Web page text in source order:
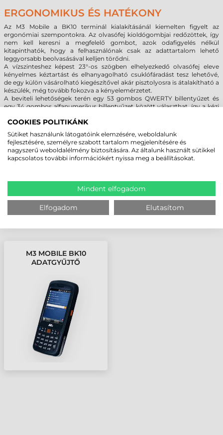
ERGONOMIKUS ÉS HATÉKONY
Az M3 Mobile a BK10 terminál kialakításánál kiemelten figyelt az
ergonómiai szempontokra. Az olvasófej kioldógombjai redőzöttek, így
nem kell keresni a megfelelő gombot, azok odafigyelés nélkül
kitapinthatók, hogy a felhasználónak csak az adattartalom lehető
leggyorsabb beolvasásával kelljen törődni.
A vízszinteshez képest 23°-os szögben elhelyezkedő olvasófej eleve
kényelmes kéztartást és elhanyagolható csuklófáradást tesz lehetővé,
de egy külön vásárolható kiegészítővel akár pisztolyosra is átalakítható a
készülék, még tovább fokozva a kényelemérzetet.
A beviteli lehetőségek terén egy 53 gombos QWERTY billentyűzet és
egy 34 gombos alfanumerikus billentyűzet között választhat, így a kézi
le a voksát.
MEGBÍZHAT BENNÜNK! ISMERJE MEG
VÁSÁRLÓINK VÉLEMÉNYÉT
KÖVESSE BE YOUTUBE CSATORNÁNKAT!
M3 MOBILE BK10
ADATGYŰJTŐ
COOKIES POLITIKÁNK
Sütiket használunk látogatóink elemzésére, weboldalunk
fejlesztésére, személyre szabott tartalom megjelenítésére és
nagyszerű weboldalélmény biztosítására. Az általunk használt sütikkel
kapcsolatos további információkért nyissa meg a beállításokat.
Mindent elfogadom
Elfogadom Elutasítom